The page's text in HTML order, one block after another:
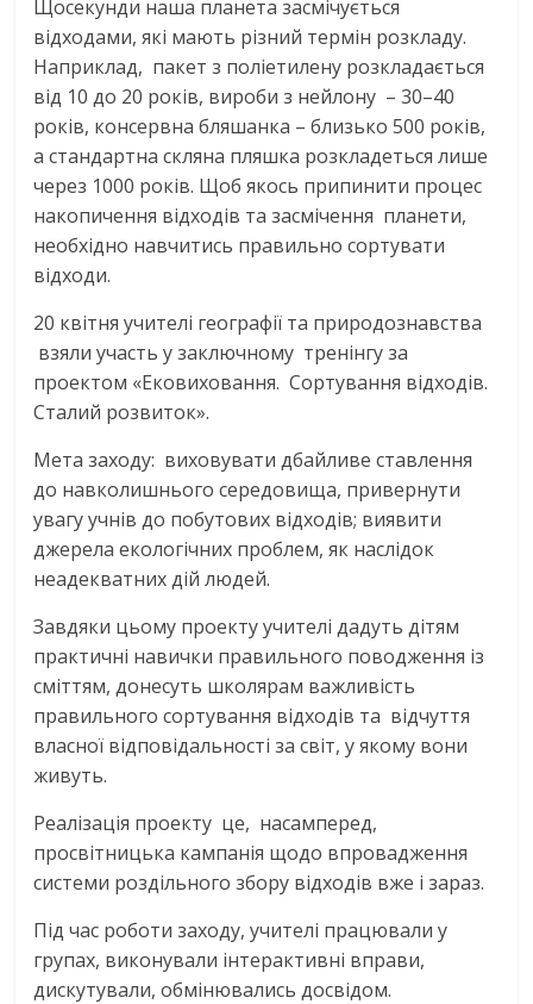
Щосекунди наша планета засмічується
відходами, які мають різний термін розкладу.
Наприклад, пакет з поліетилену розкладається
від 10 до 20 років, вироби з нейлону – 30–40
років, консервна бляшанка – близько 500 років,
а стандартна скляна пляшка розкладеться лише
через 1000 років. Щоб якось припинити процес
накопичення відходів та засмічення планети,
необхідно навчитись правильно сортувати
відходи.
20 квітня учителі географії та природознавства
взяли участь у заключному тренінгу за
проектом «Ековиховання. Сортування відходів.
Сталий розвиток».
Мета заходу: виховувати дбайливе ставлення
до навколишнього середовища, привернути
увагу учнів до побутових відходів; виявити
джерела екологічних проблем, як наслідок
неадекватних дій людей.
Завдяки цьому проекту учителі дадуть дітям
практичні навички правильного поводження із
сміттям, донесуть школярам важливість
правильного сортування відходів та відчуття
власної відповідальності за світ, у якому вони
живуть.
Реалізація проекту це, насамперед,
просвітницька кампанія щодо впровадження
системи роздільного збору відходів вже і зараз.
Під час роботи заходу, учителі працювали у
групах, виконували інтерактивні вправи,
дискутували, обмінювались досвідом.